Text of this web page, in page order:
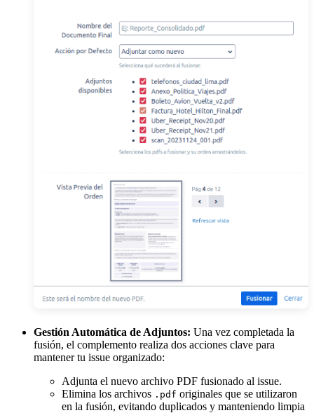
Gestión Automática de Adjuntos: Una vez completada la
fusión, el complemento realiza dos acciones clave para
mantener tu issue organizado:
Adjunta el nuevo archivo PDF fusionado al issue.
Elimina los archivos .pdf originales que se utilizaron
en la fusión, evitando duplicados y manteniendo limpia